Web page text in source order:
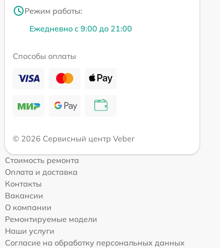
Режим работы:
Ежедневно с 9:00 до 21:00
Способы оплаты
© 2026 Сервисный центр Veber
Стоимость ремонта
Оплата и доставка
Контакты
Вакансии
О компании
Ремонтируемые модели
Наши услуги
Согласие на обработку персональных данных